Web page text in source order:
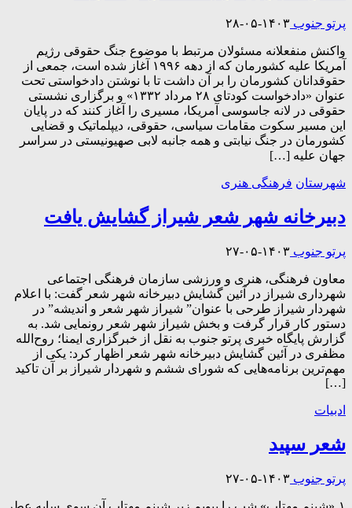
پرتو جنوب ۱۴۰۳-۰۵-۲۸
واکنش منفعلانه مسئولان مرتبط با موضوع جنگ حقوقی رژیم
آمریکا علیه کشورمان که از دهه ۱۹۹۶ آغاز شده است، جمعی از
حقوقدانان کشورمان را بر آن داشت تا با نوشتن دادخواستی تحت
عنوان «دادخواست کودتای ۲۸ مرداد ۱۳۳۲» و برگزاری نشستی
حقوقی در لانه جاسوسی آمریکا، مسیری را آغاز کنند که در پایان
این مسیر سکوت مقامات سیاسی، حقوقی، دیپلماتیک و قضایی
کشورمان در جنگ نیابتی و همه جانبه لابی صهیونیستی در سراسر
جهان علیه […]
شهرستان فرهنگی هنری
دبیرخانه شهر شعر شیراز گشایش یافت
پرتو جنوب ۱۴۰۳-۰۵-۲۷
معاون فرهنگی، هنری و ورزشی سازمان فرهنگی اجتماعی
شهرداری شیراز در آئین گشایش دبیرخانه شهر شعر گفت: با اعلام
شهردار شیراز طرحی با عنوان” شیراز شهر شعر و اندیشه” در
دستور کار قرار گرفت و بخش شیراز شهر شعر رونمایی شد. به
گزارش پایگاه خبری پرتو جنوب به نقل از خبرگزاری ایمنا؛ روح‌الله
مظفری در آئین گشایش دبیرخانه شهر شعر اظهار کرد: یکی از
مهم‌ترین برنامه‌هایی که شورای ششم و شهردار شیراز بر آن تاکید
[…]
ادبیات
شعر سپید
پرتو جنوب ۱۴۰۳-۰۵-۲۷